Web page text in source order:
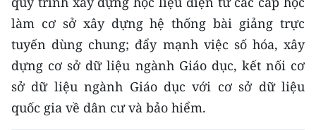
Media Thế giới
Media Thể thao
Media Giáo dục
Media Y tế
làm cơ sở xây dựng hệ thống bài giảng trực
tuyến dùng chung; đẩy mạnh việc số hóa, xây
dựng cơ sở dữ liệu ngành Giáo dục, kết nối cơ
sở dữ liệu ngành Giáo dục với cơ sở dữ liệu
quốc gia về dân cư và bảo hiểm.